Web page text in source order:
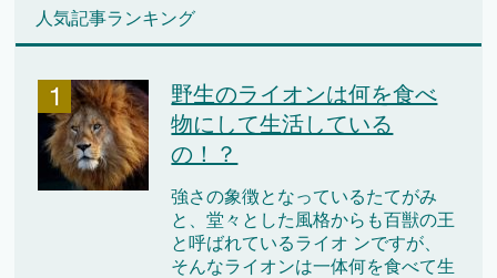
人気記事ランキング
野生のライオンは何を食べ
物にして生活している
の！？
強さの象徴となっているたてがみ
と、堂々とした風格からも百獣の王
と呼ばれているライオ ンですが、
そんなライオンは一体何を食べて生